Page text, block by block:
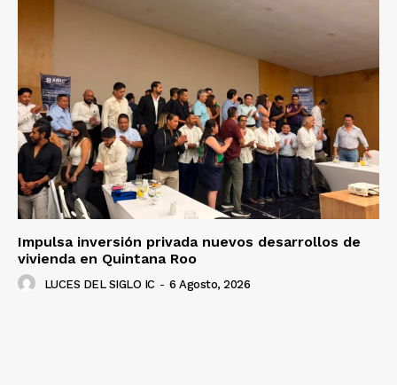
Impulsa inversión privada nuevos desarrollos de
vivienda en Quintana Roo
LUCES DEL SIGLO IC - 6 Agosto, 2026